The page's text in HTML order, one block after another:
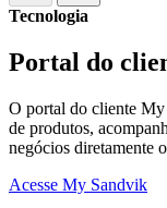
Tecnologia
Portal do
O portal do cliente
de produtos,
negócios diretamente
Acesse My Sandvik